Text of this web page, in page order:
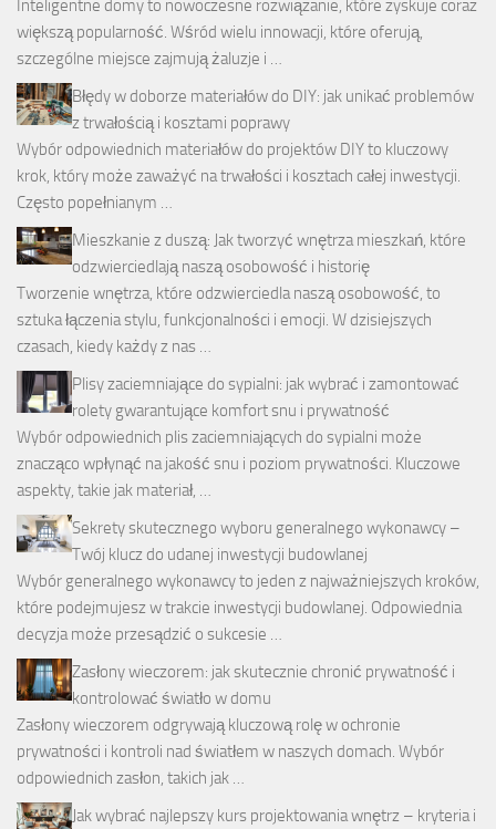
Inteligentne domy to nowoczesne rozwiązanie, które zyskuje coraz
większą popularność. Wśród wielu innowacji, które oferują,
szczególne miejsce zajmują żaluzje i …
Błędy w doborze materiałów do DIY: jak unikać problemów
z trwałością i kosztami poprawy
Wybór odpowiednich materiałów do projektów DIY to kluczowy
krok, który może zaważyć na trwałości i kosztach całej inwestycji.
Często popełnianym …
Mieszkanie z duszą: Jak tworzyć wnętrza mieszkań, które
odzwierciedlają naszą osobowość i historię
Tworzenie wnętrza, które odzwierciedla naszą osobowość, to
sztuka łączenia stylu, funkcjonalności i emocji. W dzisiejszych
czasach, kiedy każdy z nas …
Plisy zaciemniające do sypialni: jak wybrać i zamontować
rolety gwarantujące komfort snu i prywatność
Wybór odpowiednich plis zaciemniających do sypialni może
znacząco wpłynąć na jakość snu i poziom prywatności. Kluczowe
aspekty, takie jak materiał, …
Sekrety skutecznego wyboru generalnego wykonawcy –
Twój klucz do udanej inwestycji budowlanej
Wybór generalnego wykonawcy to jeden z najważniejszych kroków,
które podejmujesz w trakcie inwestycji budowlanej. Odpowiednia
decyzja może przesądzić o sukcesie …
Zasłony wieczorem: jak skutecznie chronić prywatność i
kontrolować światło w domu
Zasłony wieczorem odgrywają kluczową rolę w ochronie
prywatności i kontroli nad światłem w naszych domach. Wybór
odpowiednich zasłon, takich jak …
Jak wybrać najlepszy kurs projektowania wnętrz – kryteria i